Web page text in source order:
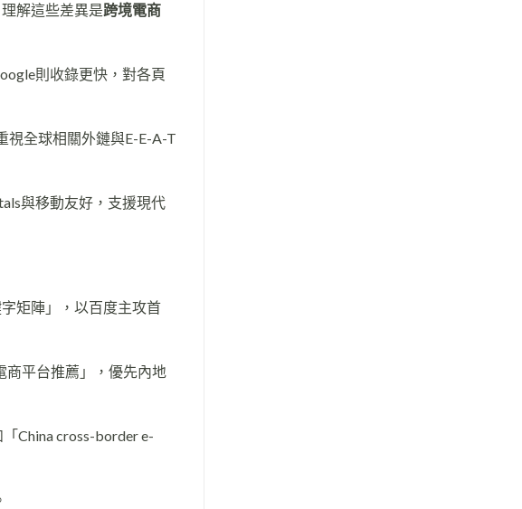
解這些差異是跨境電商
則收錄更快，對各頁
視全球相關外鏈與E-E-A-T
與移動友好，支援現代
矩陣」，以百度主攻首
商平台推薦」，優先內地
China cross-border e-